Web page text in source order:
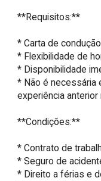
**Requisitos:**
* Carta de
* Flexibilidade de
* Disponibilidade
* Não é necessária
experiência anterior
**Condições:**
* Contrato de
* Seguro de
* Direito a férias e